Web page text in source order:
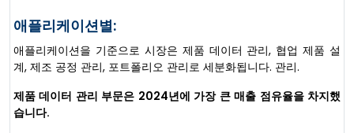
애플리케이션별:
애플리케이션을 기준으로 시장은 제품 데이터 관리, 협업 제품 설
계, 제조 공정 관리, 포트폴리오 관리로 세분화됩니다. 관리.
제품 데이터 관리 부문은 2024년에 가장 큰 매출 점유율을 차지했
습니다.